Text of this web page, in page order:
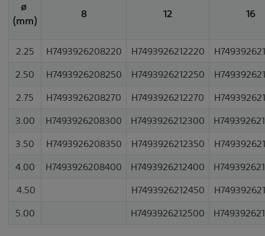
ø
(mm)
8 12 16
2.25 H7493926208220 H7493926212220
2.50
H7493926208250 H7493926212250
2.75
H7493926208270 H7493926212270
3.00
H7493926208300 H7493926212300
3.50
H7493926208350 H7493926212350
4.00
H7493926208400 H7493926212400
4.50
H7493926212450
5.00
H7493926212500